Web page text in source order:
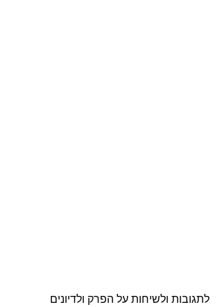
לתגובות ולשיחות על הפרק ולדיונים